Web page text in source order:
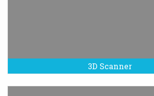
3D Scanner